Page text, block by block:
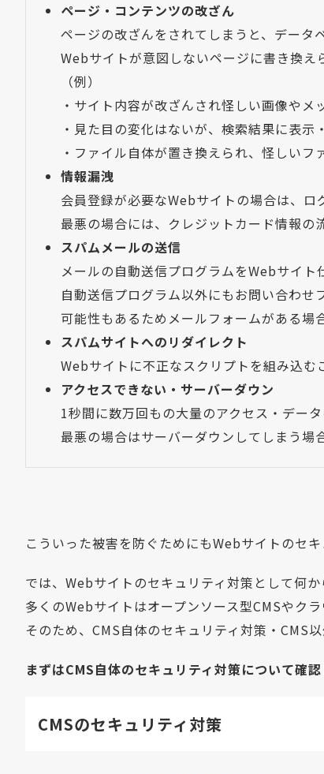
ページ・コンテンツの改ざん
ページの改ざんをされてしまうと、データ
Webサイトが意図しないページに書き換え
（例）
・サイト内容が改ざんされ怪しい画像やメ
・見た目の変化はないが、検索結果に表示
・ファイル自体が置き換えられ、怪しいフ
情報漏洩
会員登録が必要なWebサイトの場合は、ロ
最悪の場合には、クレジットカード情報の
スパムメールの送信
メールの自動送信プログラムをWebサイト
自動送信プログラム以外にもお問い合わ
可能性もあるためメールフォームがある場
スパムサイトへのリダイレクト
Webサイトに不正なスクリプトを組み込む
アクセスできない・サーバーダウン
1秒間に数万回もの大量のアクセス・デー
最悪の場合はサーバーダウンしてしまう場
こういった被害を防ぐためにもWebサイトのセ
では、Webサイトのセキュリティ対策として何か
多くのWebサイトはオープンソース型CMSやク
そのため、CMS自体のセキュリティ対策・CMS
まずはCMS自体のセキュリティ対策について確認
CMSのセキュリティ対策